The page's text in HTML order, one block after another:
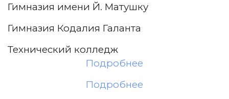
Гимназия имени Й. Матушку
Гимназия Кодалия Галанта
Технический колледж
Подробнее
Подробнее